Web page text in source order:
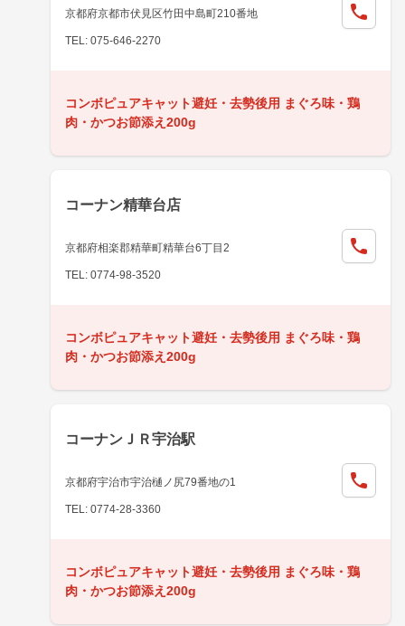
京都府京都市伏見区竹田中島町210番地
TEL: 075-646-2270
コンボピュアキャット避妊・去勢後用 まぐろ味・鶏
肉・かつお節添え200g
コーナン精華台店
京都府相楽郡精華町精華台6丁目2
TEL: 0774-98-3520
コンボピュアキャット避妊・去勢後用 まぐろ味・鶏
肉・かつお節添え200g
コーナンＪＲ宇治駅
京都府宇治市宇治樋ノ尻79番地の1
TEL: 0774-28-3360
コンボピュアキャット避妊・去勢後用 まぐろ味・鶏
肉・かつお節添え200g